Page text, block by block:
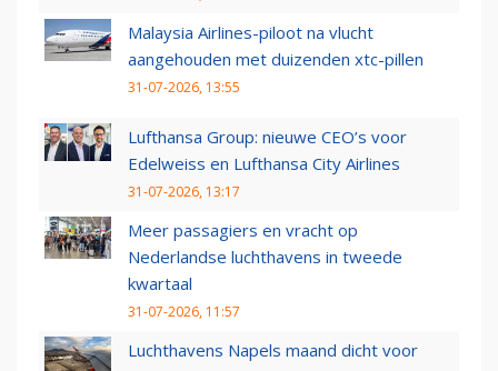
Malaysia Airlines-piloot na vlucht
aangehouden met duizenden xtc-pillen
31-07-2026, 13:55
Lufthansa Group: nieuwe CEO’s voor
Edelweiss en Lufthansa City Airlines
31-07-2026, 13:17
Meer passagiers en vracht op
Nederlandse luchthavens in tweede
kwartaal
31-07-2026, 11:57
Luchthavens Napels maand dicht voor